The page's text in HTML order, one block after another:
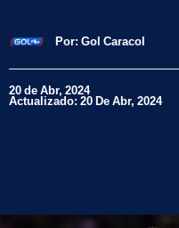
Por: Gol Caracol
20 de Abr, 2024
Actualizado: 20 De Abr, 2024